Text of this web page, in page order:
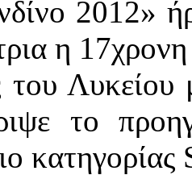
2012»
η
του Λυκείου
το
κατηγορίας